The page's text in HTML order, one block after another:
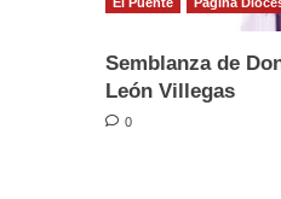
Semblanza de
León Villegas
0